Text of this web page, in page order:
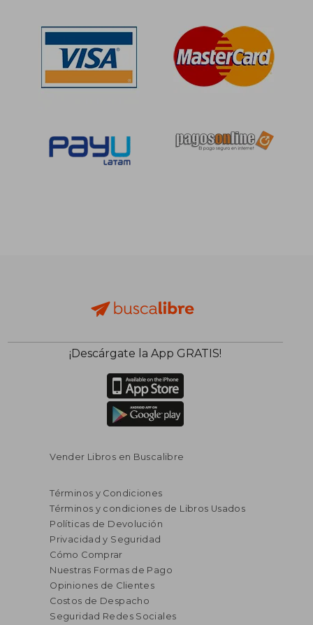
55%
dcto.
S/ 320,54
S/ 144,24
¡Descárgate la App GRATIS!
Vender Libros en Buscalibre
Términos y Condiciones
Términos y condiciones de Libros Usados
Políticas de Devolución
Privacidad y Seguridad
Cómo Comprar
Nuestras Formas de Pago
Opiniones de Clientes
Costos de Despacho
Seguridad Redes Sociales